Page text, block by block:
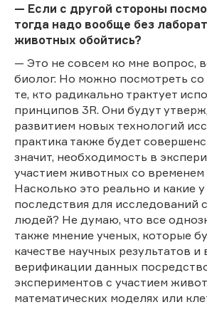
— Если с другой стороны
тогда надо вообще без
животных обойтись?
— Это не совсем ко мне вопрос,
биолог. Но можно посмотреть со
те, кто радикально трактует
принципов 3R. Они будут
развитием новых технологий
практика также будет
значит, необходимость в
участием животных со временем
Насколько это реально и какие
последствия для исследований
людей? Не думаю, что все
также мнение ученых, которые
качестве научных результатов и
верификации данных
экспериментов с участием
математических моделях или